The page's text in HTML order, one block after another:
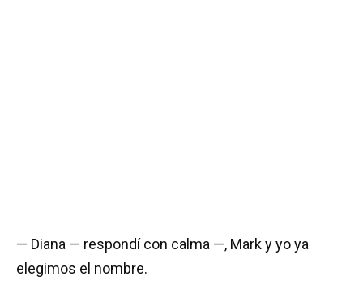
— Diana — respondí con calma —, Mark y yo ya
elegimos el nombre.